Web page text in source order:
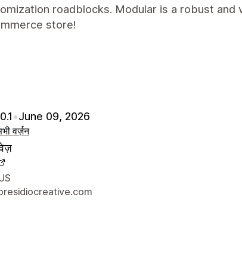
roadblocks. Modular is a robust
store!
•June 09, 2026
वर्ज़न
की जानकारी